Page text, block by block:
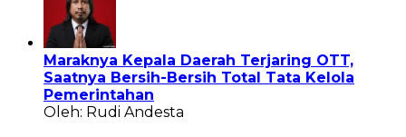
Maraknya Kepala Daerah Terjaring OTT,
Saatnya Bersih-Bersih Total Tata Kelola
Pemerintahan
Oleh: Rudi Andesta